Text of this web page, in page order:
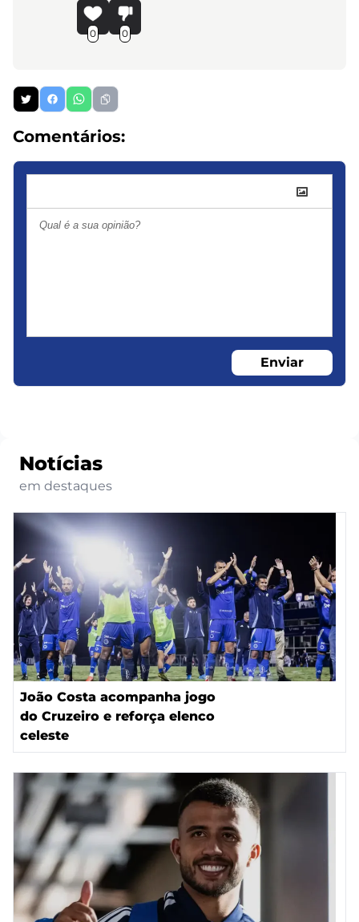
0 0
Comentários:
Enviar
Notícias
em destaques
João Costa acompanha jogo
do Cruzeiro e reforça elenco
celeste